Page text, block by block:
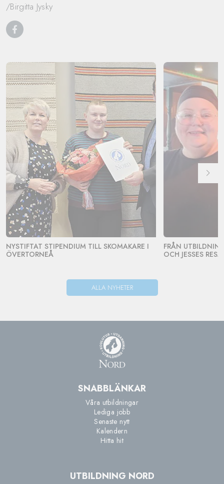
/Birgitta Jysky
NYSTIFTAT STIPENDIUM TILL SKOMAKARE I
ÖVERTORNEÅ
FRÅN
OCH JESSES RESA.
ALLA NYHETER
SNABBLÄNKAR
Våra utbildningar
Lediga jobb
Senaste nytt
Kalendern
Hitta hit
UTBILDNING NORD